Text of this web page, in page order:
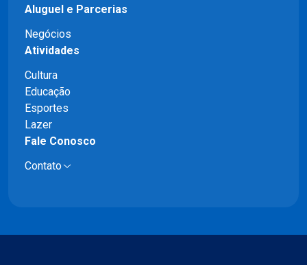
Aluguel e Parcerias
Negócios
Atividades
Cultura
Educação
Esportes
Lazer
Fale Conosco
Contato